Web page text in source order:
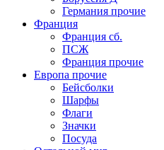
Германия прочие
Франция
Франция сб.
ПСЖ
Франция прочие
Европа прочие
Бейсболки
Шарфы
Флаги
Значки
Посуда